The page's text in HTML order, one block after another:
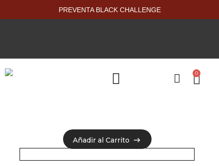
PREVENTA BLACK CHALLENGE
0
Añadir al Carrito
Añadir al Carrito